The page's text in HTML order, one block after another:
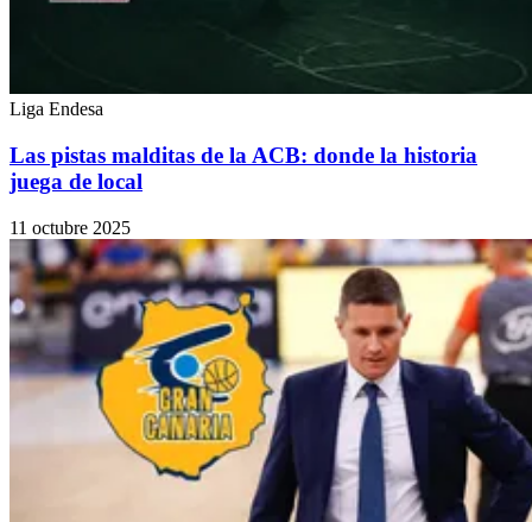
Liga Endesa
Las pistas malditas de la ACB: donde la historia
juega de local
11 octubre 2025